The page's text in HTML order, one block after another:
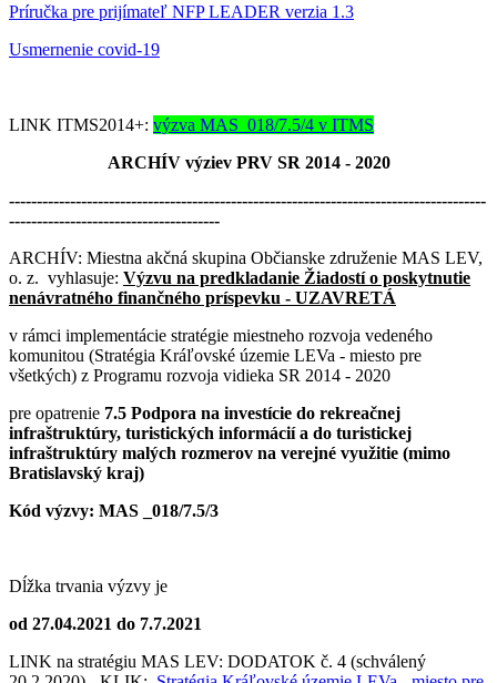
Príručka pre prijímateľ NFP LEADER verzia 1.3
Usmernenie covid-19
LINK ITMS2014+: výzva MAS_018/7.5/4 v ITMS
ARCHÍV výziev PRV SR 2014 - 2020
--------------------------------------------------------------------------------------
--------------------------------------
ARCHÍV: Miestna akčná skupina Občianske združenie MAS LEV,
o. z. vyhlasuje: Výzvu na predkladanie Žiadostí o poskytnutie
nenávratného finančného príspevku - UZAVRETÁ
v rámci implementácie stratégie miestneho rozvoja vedeného
komunitou (Stratégia Kráľovské územie LEVa - miesto pre
všetkých) z Programu rozvoja vidieka SR 2014 - 2020
pre opatrenie 7.5 Podpora na investície do rekreačnej
infraštruktúry, turistických informácií a do turistickej
infraštruktúry malých rozmerov na verejné využitie (mimo
Bratislavský kraj)
Kód výzvy: MAS _018/7.5/3
Dĺžka trvania výzvy je
od 27.04.2021 do 7.7.2021
LINK na stratégiu MAS LEV: DODATOK č. 4 (schválený